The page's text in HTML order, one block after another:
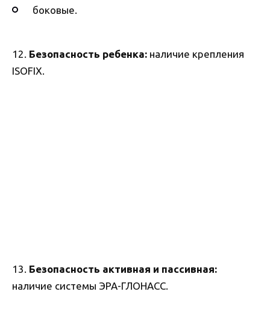
боковые.
12. Безопасность ребенка: наличие крепления
ISOFIX.
13. Безопасность активная и пассивная:
наличие системы ЭРА-ГЛОНАСС.